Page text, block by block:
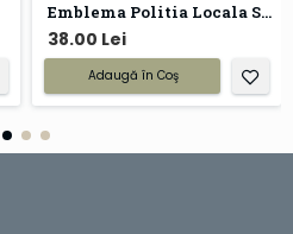
Emblema Politia Locala Stema Romaniei
38.00 Lei
Adaugă în Coş